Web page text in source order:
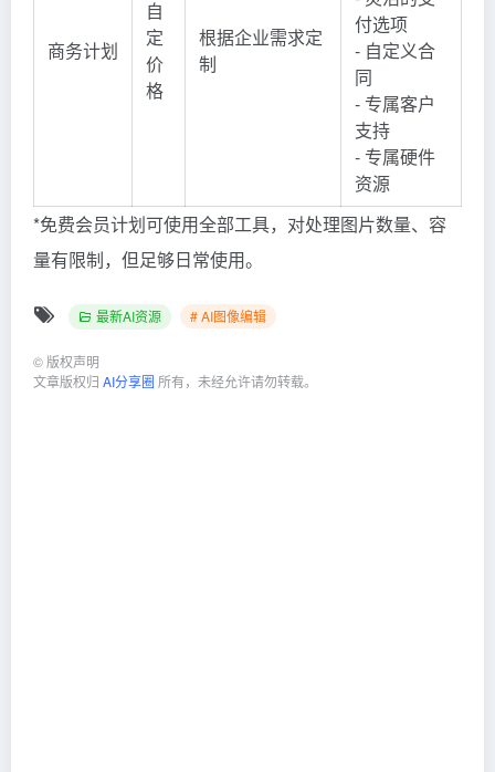
商务计划
自
定
价
格
根据企业需求定
制
付选项
- 自定义合
同
- 专属客户
支持
- 专属硬件
资源
*免费会员计划可使用全部工具，对处理图片数量、容
量有限制，但足够日常使用。
最新AI资源 # AI图像编辑
© 版权声明
文章版权归 AI分享圈 所有，未经允许请勿转载。